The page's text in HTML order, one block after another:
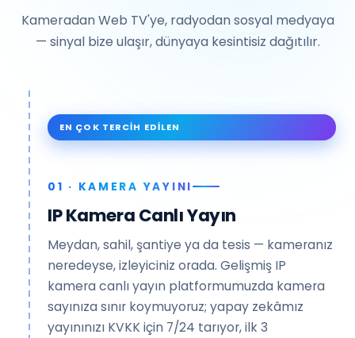
Kameradan Web TV'ye, radyodan sosyal medyaya
— sinyal bize ulaşır, dünyaya kesintisiz dağıtılır.
EN ÇOK TERCIH EDILEN
01 · KAMERA YAYINI
IP Kamera Canlı Yayın
Meydan, sahil, şantiye ya da tesis — kameranız
neredeyse, izleyiciniz orada. Gelişmiş IP
kamera canlı yayın platformumuzda kamera
sayınıza sınır koymuyoruz; yapay zekâmız
yayınınızı KVKK için 7/24 tarıyor, ilk 3